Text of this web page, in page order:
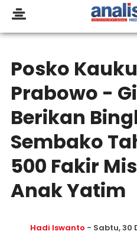
Posko
Prabowo -
Berikan
Sembako
500 Fakir
Anak Yatim
Hadi Iswanto - Sabtu, 30